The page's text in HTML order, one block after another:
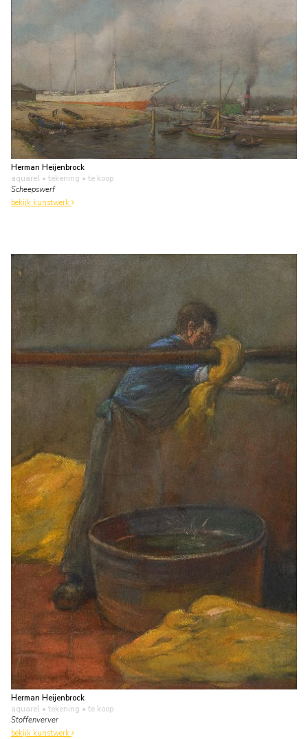
Herman Heijenbrock
aquarel • tekening • te koop
Scheepswerf
bekijk kunstwerk
Herman Heijenbrock
aquarel • tekening • te koop
Stoffenverver
bekijk kunstwerk